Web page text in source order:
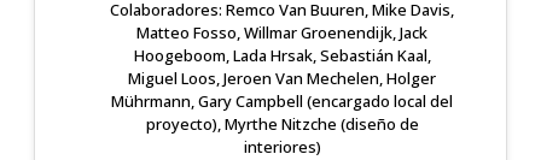
Colaboradores: Remco Van Buuren, Mike Davis,
Matteo Fosso, Willmar Groenendijk, Jack
Hoogeboom, Lada Hrsak, Sebastián Kaal,
Miguel Loos, Jeroen Van Mechelen, Holger
Mührmann, Gary Campbell (encargado local del
proyecto), Myrthe Nitzche (diseño de
interiores)